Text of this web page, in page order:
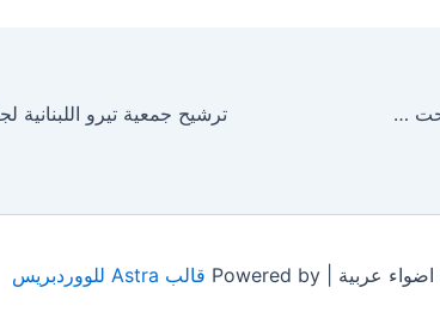
ارتيستا جالري تفتتح معرض فني تحت عنوان “الخريف”
قالب Astra للووردبريس